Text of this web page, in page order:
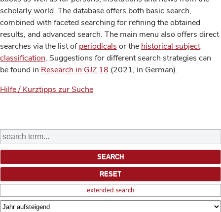
scholarly world. The database offers both basic search,
combined with faceted searching for refining the obtained
results, and advanced search. The main menu also offers direct
searches via the list ofperiodicals or the historical subject
classification. Suggestions for different search strategies can
be found in Research in GJZ 18 (2021, in German).
Hilfe / Kurztipps zur Suche
extended search